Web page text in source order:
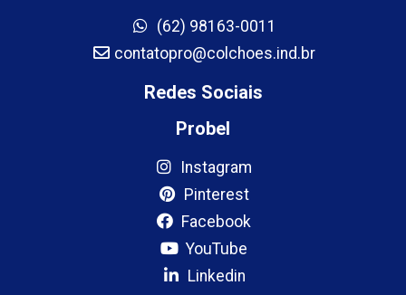
(62) 98163-0011
contatopro@colchoes.ind.br
Redes Sociais
Probel
Instagram
Pinterest
Facebook
YouTube
Linkedin